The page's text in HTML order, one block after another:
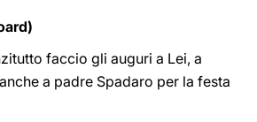
faccio gli auguri a Lei, a
a padre Spadaro per la festa